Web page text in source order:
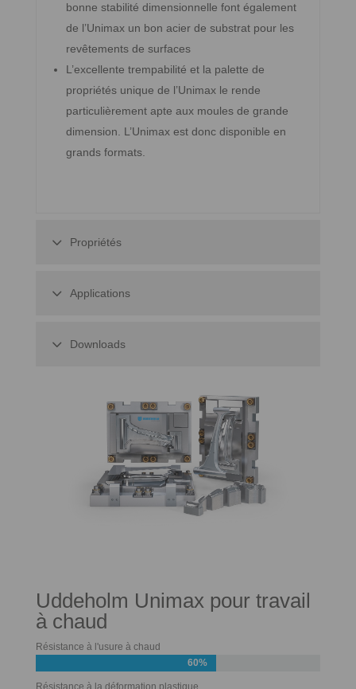
bonne stabilité dimensionnelle font également
de l’Unimax un bon acier de substrat pour les
revêtements de surfaces
L’excellente trempabilité et la palette de
propriétés unique de l’Unimax le rende
particulièrement apte aux moules de grande
dimension. L’Unimax est donc disponible en
grands formats.
Propriétés
Applications
Downloads
Uddeholm Unimax pour travail
à chaud
Résistance à l'usure à chaud
60%